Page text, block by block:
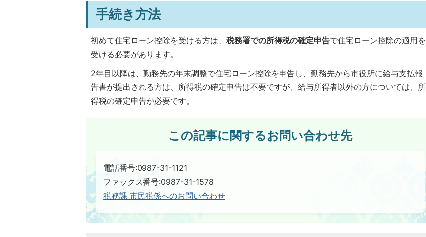
手続き方法
初めて住宅ローン控除を受ける方は、 税務署での所得税の確定申告で住宅ローン控除の適用を
受ける必要があります。
2年目以降は、勤務先の年末調整で住宅ローン控除を申告し、勤務先から市役所に給与支払報
告書が提出される方は、所得税の確定申告は不要ですが、給与所得者以外の方については、所
得税の確定申告が必要です。
この記事に関するお問い合わせ先
電話番号:0987-31-1121
ファックス番号:0987-31-1578
税務課 市民税係へのお問い合わせ